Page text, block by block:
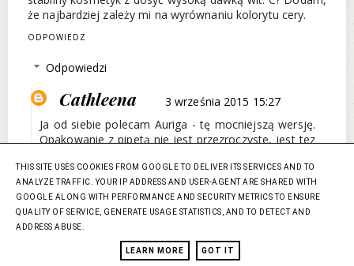
że najbardziej zależy mi na wyrównaniu kolorytu cery.
ODPOWIEDZ
Odpowiedzi
Cathleena
3 września 2015 15:27
Ja od siebie polecam Auriga - tę mocniejszą wersję.
Opakowanie z pipetą nie jest przezroczyste, jest tez
pierwsze serum z wit C, które (w moim przypadku)
działa. Zależało mi na pozbyciu się plam
pozapalnych na policzkach i udało się dosyć szybko -
jeszcze przed końcem pierwszego opakowania.
Zaznaczę jednak, że były to świeże plamy, bo byłam
w trakcie kuracji przeciwtrądzikowej. Teraz moja
buźka jest prawie idealna ;) Stosowałam je
THIS SITE USES COOKIES FROM GOOGLE TO DELIVER ITS SERVICES AND TO
ANALYZE TRAFFIC. YOUR IP ADDRESS AND USER-AGENT ARE SHARED WITH
GOOGLE ALONG WITH PERFORMANCE AND SECURITY METRICS TO ENSURE
QUALITY OF SERVICE, GENERATE USAGE STATISTICS, AND TO DETECT AND
ADDRESS ABUSE.
LEARN MORE GOT IT